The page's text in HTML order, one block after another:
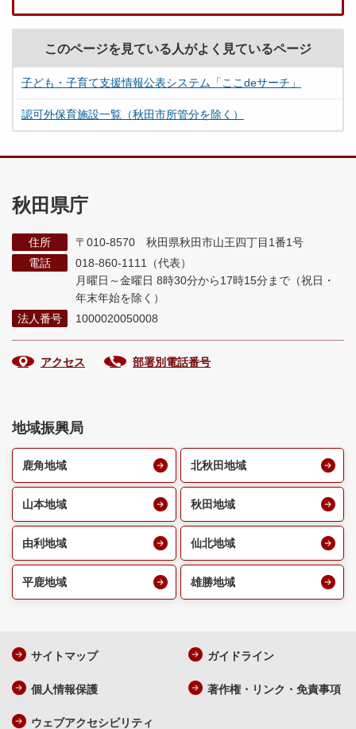
このページを見ている人がよく見ているページ
子ども・子育て支援情報公表システム「ここdeサーチ」
認可外保育施設一覧（秋田市所管分を除く）
秋田県庁
住所
〒010-8570 秋田県秋田市山王四丁目1番1号
電話
018-860-1111（代表）
月曜日～金曜日 8時30分から17時15分まで （祝日・
年末年始を除く）
法人番号
1000020050008
アクセス 部署別電話番号
地域振興局
鹿角地域 北秋田地域
山本地域 秋田地域
由利地域 仙北地域
平鹿地域 雄勝地域
サイトマップ ガイドライン
個人情報保護 著作権・リンク・免責事項
ウェブアクセシビリティ